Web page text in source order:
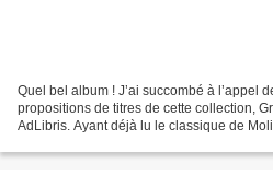
Quel bel album ! J’ai succombé à l’appel
propositions de titres de cette collection,
AdLibris. Ayant déjà lu le classique de